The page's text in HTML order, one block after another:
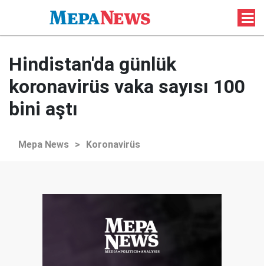
Hindistan'da günlük
koronavirüs vaka sayısı 100
bini aştı
Mepa News > Koronavirüs